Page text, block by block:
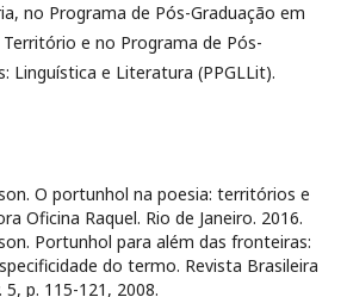
no Programa de Pós-Graduação em
e no Programa de Pós-
Linguística e Literatura (PPGLLit).
O portunhol na poesia: territórios e
Oficina Raquel. Rio de Janeiro. 2016.
Portunhol para além das fronteiras:
do termo. Revista Brasileira
5, p. 115-121, 2008.